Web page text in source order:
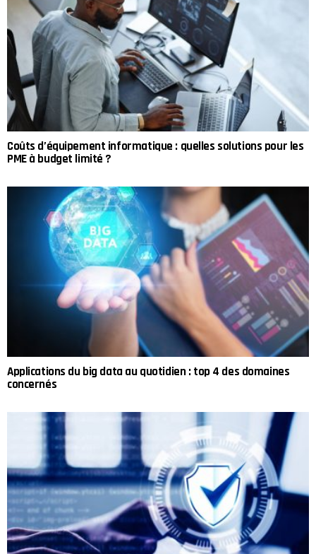
Coûts d’équipement informatique : quelles solutions pour les
PME à budget limité ?
Applications du big data au quotidien : top 4 des domaines
concernés